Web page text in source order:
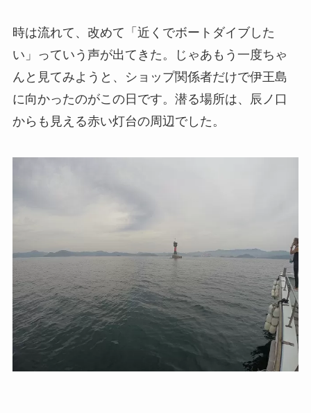
時は流れて、改めて「近くでボートダイブした
い」っていう声が出てきた。じゃあもう一度ちゃ
んと見てみようと、ショップ関係者だけで伊王島
に向かったのがこの日です。潜る場所は、辰ノ口
からも見える赤い灯台の周辺でした。